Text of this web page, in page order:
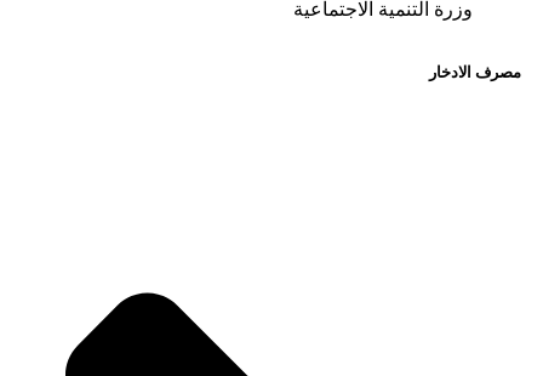
وزرة التنمية الاجتماعية
مصرف الادخار